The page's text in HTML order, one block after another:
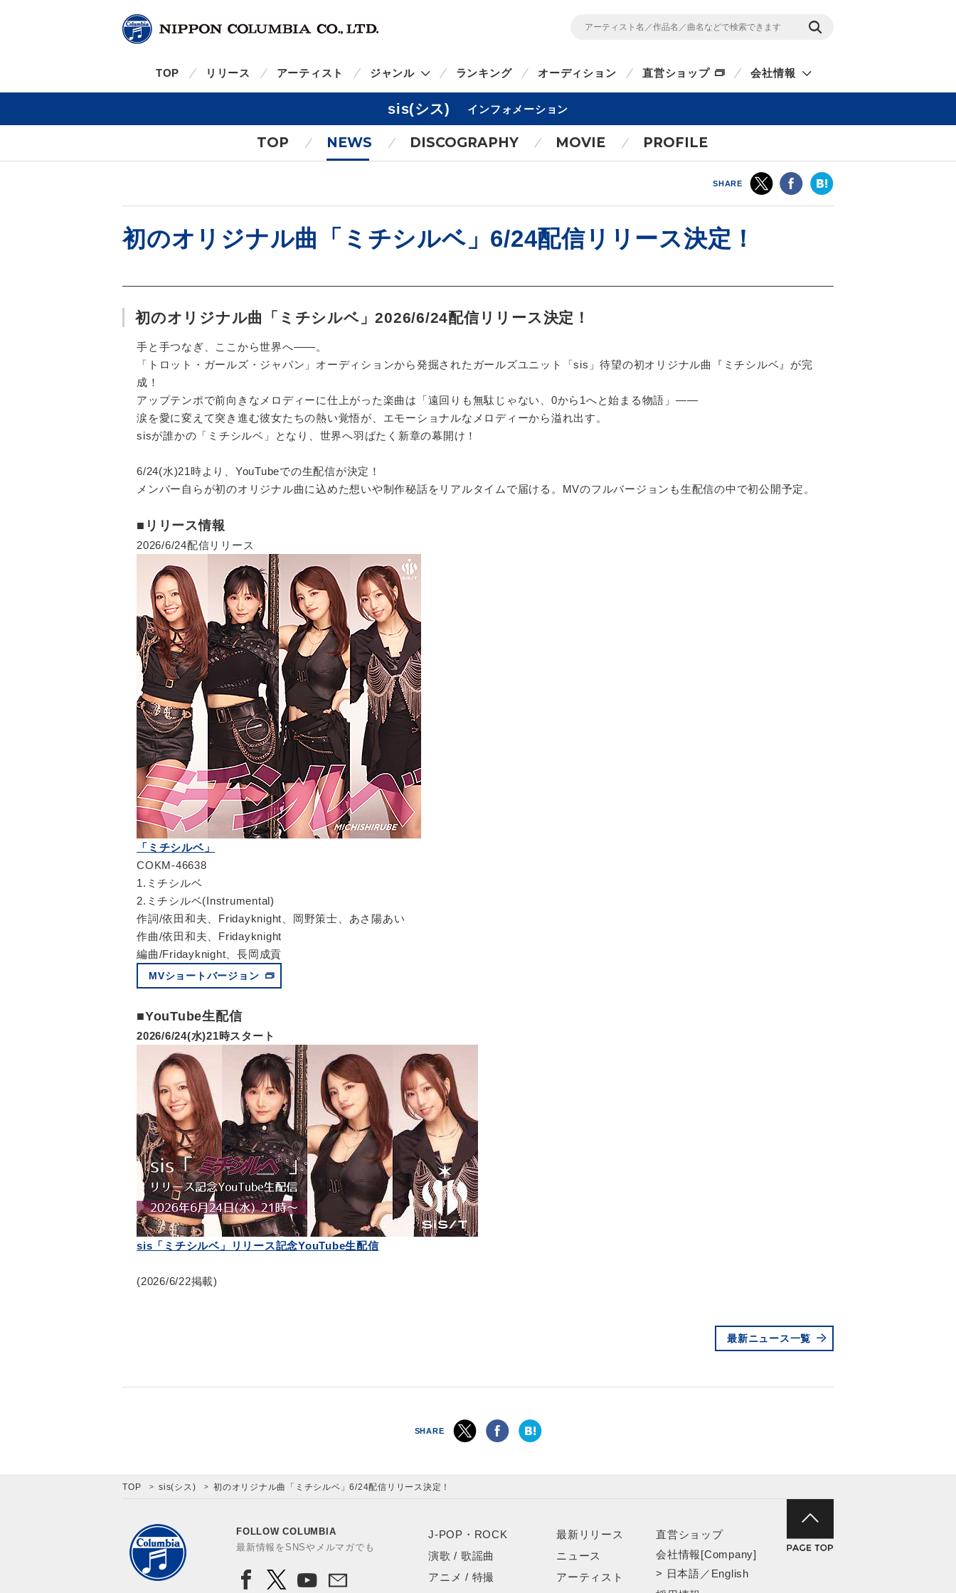
TOP リリース アーティスト ジャンル ランキング オーディション 直営ショップ 会社情報
sis(シス) インフォメーション
TOP NEWS DISCOGRAPHY MOVIE PROFILE
SHARE
初のオリジナル曲「ミチシルベ」6/24配信リリース決定！
初のオリジナル曲「ミチシルベ」2026/6/24配信リリース決定！
手と手つなぎ、ここから世界へ――。
「トロット・ガールズ・ジャパン」オーディションから発掘されたガールズユニット「sis」待望の初オリジナル曲『ミチシルベ』が完
成！
アップテンポで前向きなメロディーに仕上がった楽曲は「遠回りも無駄じゃない、0から1へと始まる物語」――
涙を愛に変えて突き進む彼女たちの熱い覚悟が、エモーショナルなメロディーから溢れ出す。
sisが誰かの「ミチシルベ」となり、世界へ羽ばたく新章の幕開け！
6/24(水)21時より、YouTubeでの生配信が決定！
メンバー自らが初のオリジナル曲に込めた想いや制作秘話をリアルタイムで届ける。MVのフルバージョンも生配信の中で初公開予定。
■リリース情報
2026/6/24配信リリース
「ミチシルベ」
COKM-46638
1.ミチシルベ
2.ミチシルベ(Instrumental)
作詞/依田和夫、Fridayknight、岡野策士、あさ陽あい
作曲/依田和夫、Fridayknight
編曲/Fridayknight、長岡成貢
MVショートバージョン
■YouTube生配信
2026/6/24(水)21時スタート
sis「ミチシルベ」リリース記念YouTube生配信
(2026/6/22掲載)
最新ニュース一覧
SHARE
TOP sis(シス) 初のオリジナル曲「ミチシルベ」6/24配信リリース決定！
FOLLOW COLUMBIA
最新情報をSNSやメルマガでも
J-POP・ROCK
演歌 / 歌謡曲
アニメ / 特撮
最新リリース
ニュース
アーティスト
直営ショップ
会社情報[Company]
> 日本語 ／ English